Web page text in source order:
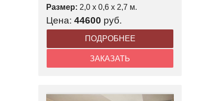
Размер: 2,0 x 0,6 x 2,7 м.
Цена: 44600 руб.
ПОДРОБНЕЕ
ЗАКАЗАТЬ